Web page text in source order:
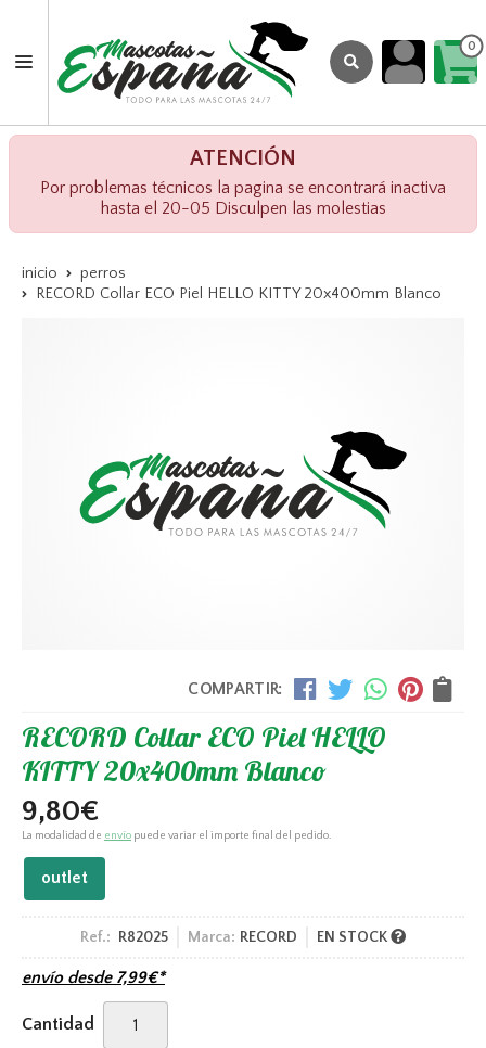
0
ATENCIÓN
Por problemas técnicos la pagina se encontrará inactiva
hasta el 20-05 Disculpen las molestias
inicio
perros
RECORD Collar ECO Piel HELLO KITTY 20x400mm Blanco
COMPARTIR:
RECORD Collar ECO Piel HELLO
KITTY 20x400mm Blanco
9,80€
La modalidad de envío puede variar el importe final del pedido.
outlet
Ref.: R82025 Marca: RECORD EN STOCK
envío desde 7,99€*
Cantidad